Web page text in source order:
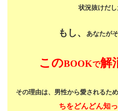
状況抜けだし
もし、 あなたが
このBOOKで解
その理由は、男性から愛されるた
ちをどんどん知